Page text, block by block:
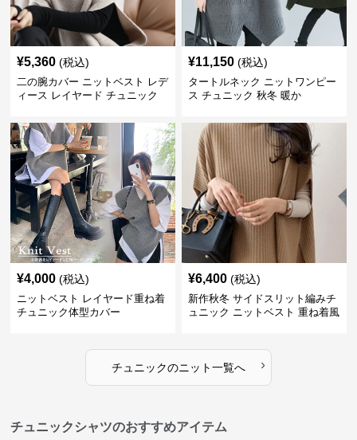
¥5,360 (税込)
二の腕カバー ニットベスト レデ
ィース レイヤード チュニック
¥11,150 (税込)
タートルネック ニットワンピー
ス チュニック 秋冬 暖か
¥4,000 (税込)
ニットベスト レイヤード重ね着
チュニック体型カバー
¥6,400 (税込)
新作秋冬 サイドスリット編みチ
ュニック ニットベスト 重ね着風
チュニックのニット一覧へ ›
チュニックシャツのおすすめアイテム